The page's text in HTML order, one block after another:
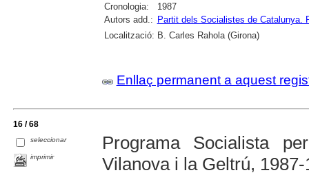
Cronologia:
1987
Autors add.: Partit dels Socialistes de Catalunya.
Localització: B. Carles Rahola (Girona)
Enllaç permanent a aquest
16 / 68
seleccionar
imprimir
Programa Socialista
Vilanova i la Geltrú, 1987-